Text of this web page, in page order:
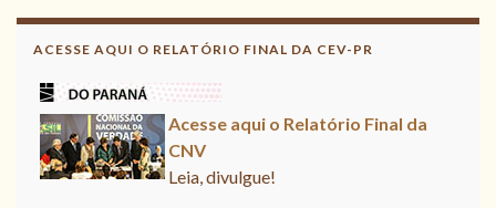
ACESSE AQUI O RELATÓRIO FINAL DA CEV-PR
Acesse aqui